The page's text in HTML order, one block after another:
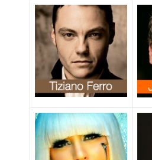
esclusiva delle
figlie nate da
madre
surrogata